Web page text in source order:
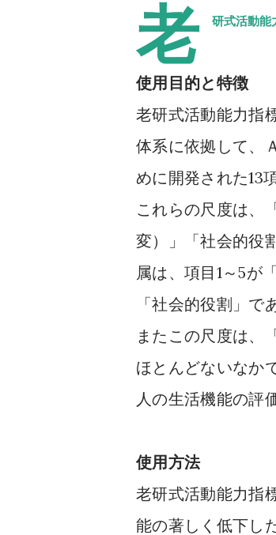
老 研式活動能
使用目的と特徴
老研式活動能力指
体系に依拠して、
めに開発された13
これらの尺度は、
変）」「社会的役
属は、項目 1～5が
「社会的役割」で
またこの尺度は、
ほとんどないなか
人の生活機能の評
使用方法
老研式活動能力指
能の著しく低下し